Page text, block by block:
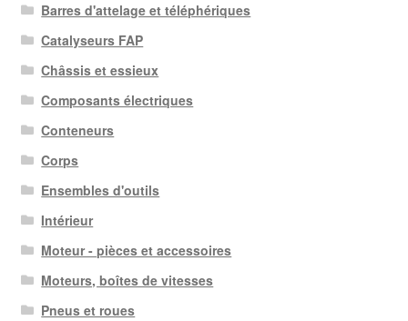
récent
au
plus
ancien
Barres d'attelage et téléphériques
Catalyseurs FAP
Châssis et essieux
Composants électriques
Conteneurs
Corps
Ensembles d'outils
Intérieur
Moteur - pièces et accessoires
Moteurs, boîtes de vitesses
Pneus et roues